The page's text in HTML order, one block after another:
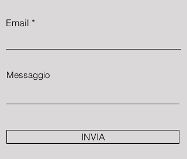
Email
Messaggio
INVIA